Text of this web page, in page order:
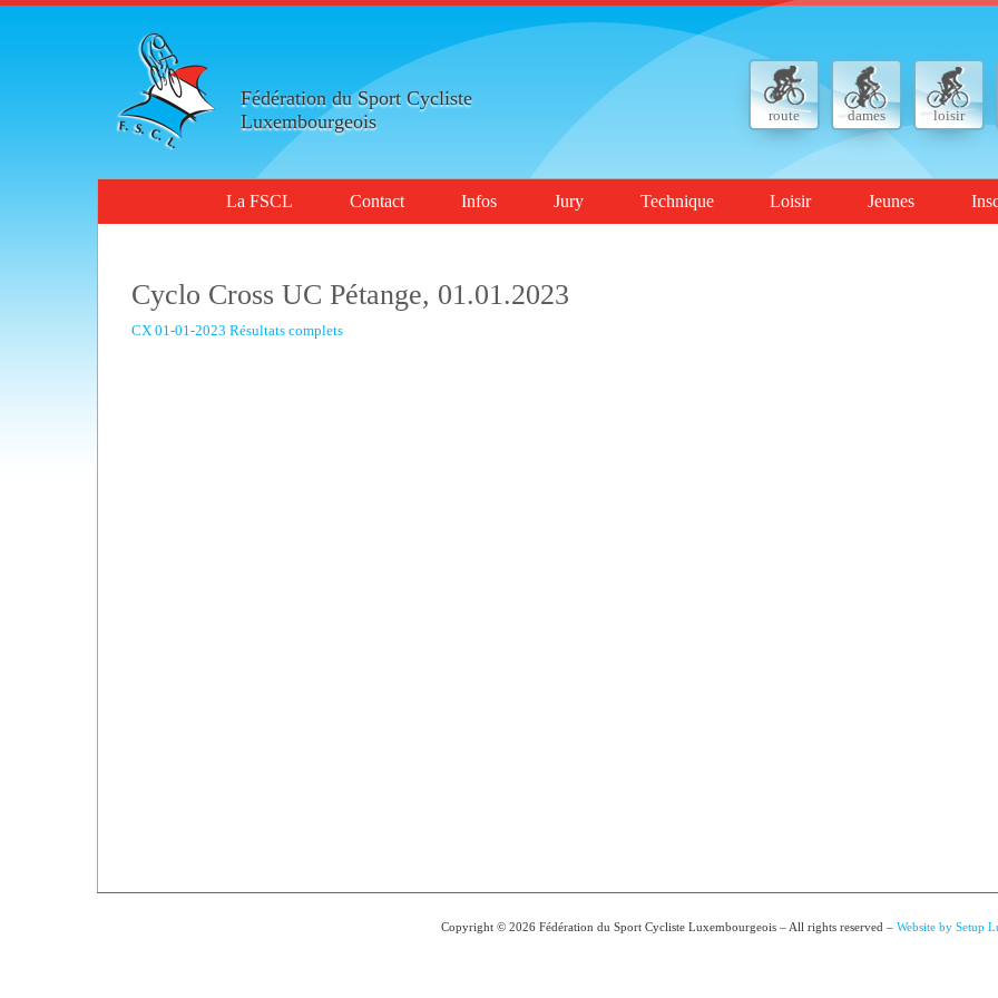
Fédération du Sport Cycliste
Luxembourgeois
route dames loisir
La FSCL Contact Infos Jury Technique Loisir Jeunes
Cyclo Cross UC Pétange, 01.01.2023
CX 01-01-2023 Résultats complets
Copyright © 2026 Fédération du Sport Cycliste Luxembourgeois – All rights reserved – Website by Setup